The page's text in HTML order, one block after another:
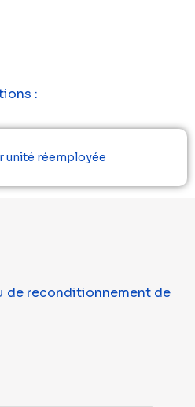
:
unité réemployée
de reconditionnement de